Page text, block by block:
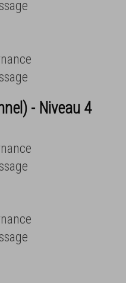
- Niveau 4